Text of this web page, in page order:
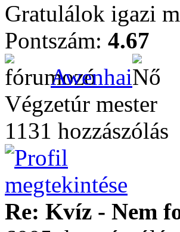
Gratulálok igazi
Pontszám: 4.67
Awenhai
Végzetúr mester
1131 hozzászólás
Re: Kvíz - Nem